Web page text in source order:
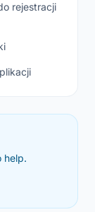
rejestracji
help.